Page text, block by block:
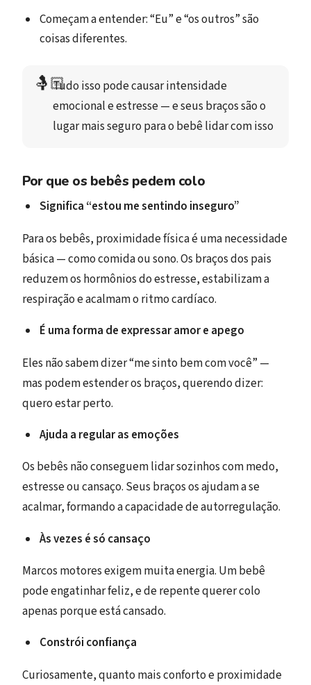
Começam a entender: “Eu” e “os outros” são
coisas diferentes.
🤱🏻Tudo isso pode causar intensidade
emocional e estresse — e seus braços são o
lugar mais seguro para o bebê lidar com isso
Por que os bebês pedem colo
Significa “estou me sentindo inseguro”
Para os bebês, proximidade física é uma necessidade
básica — como comida ou sono. Os braços dos pais
reduzem os hormônios do estresse, estabilizam a
respiração e acalmam o ritmo cardíaco.
É uma forma de expressar amor e apego
Eles não sabem dizer “me sinto bem com você” —
mas podem estender os braços, querendo dizer:
quero estar perto.
Ajuda a regular as emoções
Os bebês não conseguem lidar sozinhos com medo,
estresse ou cansaço. Seus braços os ajudam a se
acalmar, formando a capacidade de autorregulação.
Às vezes é só cansaço
Marcos motores exigem muita energia. Um bebê
pode engatinhar feliz, e de repente querer colo
apenas porque está cansado.
Constrói confiança
Curiosamente, quanto mais conforto e proximidade